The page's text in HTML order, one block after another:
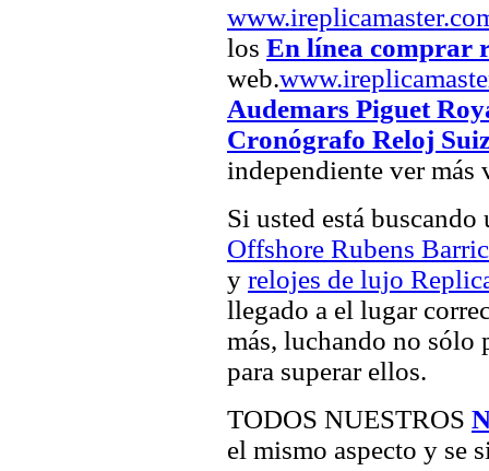
los En línea comprar
web.
Audemars Piguet
Cronógrafo Reloj
independiente ver más
Si usted está buscando
Offshore Rubens
y relojes de lujo
llegado a el lugar
más, luchando no sólo
para superar ellos.
TODOS NUESTROS
el mismo aspecto y se